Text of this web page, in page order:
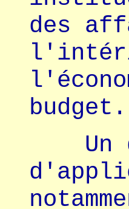
des
budget.
Un